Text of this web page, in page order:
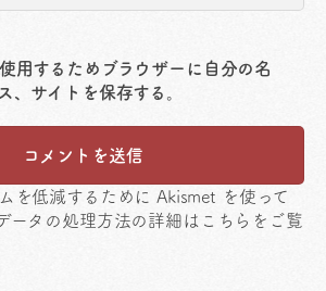
用するためブラウザーに自分の名
、サイトを保存する。
を低減するために Akismet を使って
ータの処理方法の詳細はこちらをご覧